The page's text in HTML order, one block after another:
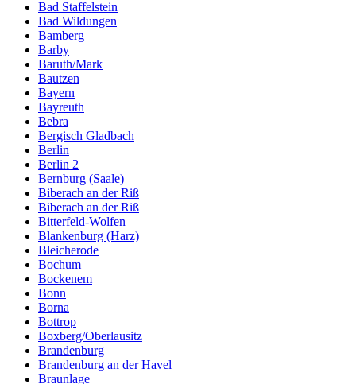
Bad Staffelstein
Bad Wildungen
Bamberg
Barby
Baruth/Mark
Bautzen
Bayern
Bayreuth
Bebra
Bergisch Gladbach
Berlin
Berlin 2
Bernburg (Saale)
Biberach an der Riß
Biberach an der Riß
Bitterfeld-Wolfen
Blankenburg (Harz)
Bleicherode
Bochum
Bockenem
Bonn
Borna
Bottrop
Boxberg/Oberlausitz
Brandenburg
Brandenburg an der Havel
Braunlage